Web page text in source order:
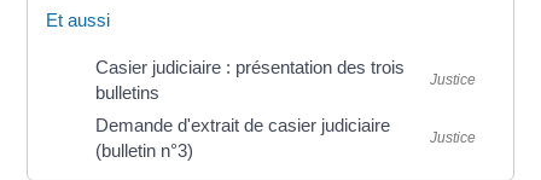
Et aussi
Casier judiciaire : présentation des trois
bulletins
Justice
Demande d'extrait de casier judiciaire
(bulletin n°3)
Justice